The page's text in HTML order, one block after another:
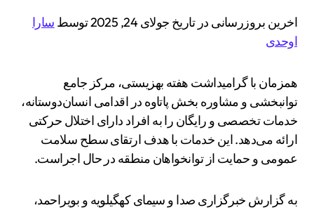
اخرین بروزرسانی در تاریخ جولای 24, 2025 توسط
سارا
اوحدی
همزمان با گرامیداشت هفته بهزیستی، مرکز جامع
توانبخشی و مشاوره بخش پاتاوه در اقدامی انسان‌دوستانه،
خدمات تخصصی و رایگان را به افراد دارای اختلال حرکتی
ارائه می‌دهد. این خدمات با هدف ارتقای سطح سلامت
عمومی و حمایت از توانخواهان منطقه در حال اجراست.
به گزارش خبرگزاری صدا و سیمای کهگیلویه و بویراحمد،